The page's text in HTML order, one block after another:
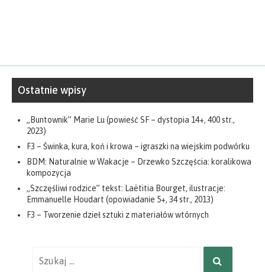
Ostatnie wpisy
„Buntownik” Marie Lu (powieść SF – dystopia 14+, 400 str.,
2023)
F3 – Świnka, kura, koń i krowa – igraszki na wiejskim podwórku
BDM: Naturalnie w Wakacje – Drzewko Szczęścia: koralikowa
kompozycja
„Szczęśliwi rodzice” tekst: Laëtitia Bourget, ilustracje:
Emmanuelle Houdart (opowiadanie 5+, 34 str., 2013)
F3 – Tworzenie dzieł sztuki z materiałów wtórnych
SZUKAJ